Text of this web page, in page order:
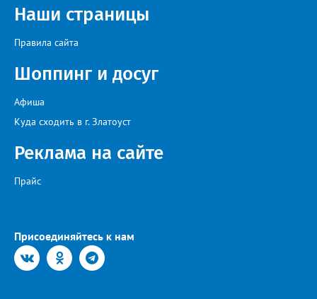
Наши страницы
Правила сайта
Шоппинг и досуг
Афиша
Куда сходить в г. Златоуст
Реклама на сайте
Прайс
Присоединяйтесь к нам